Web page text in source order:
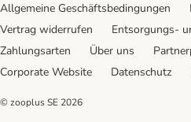
Allgemeine Geschäftsbedingungen
Vertrag widerrufen
Entsorgungs-
Zahlungsarten
Über uns
Corporate Website
Datenschutz
© zooplus SE 2026